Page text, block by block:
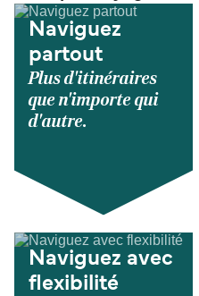
Naviguez
partout
Plus d'itinéraires
que n'importe qui
d'autre.
Naviguez avec
flexibilité